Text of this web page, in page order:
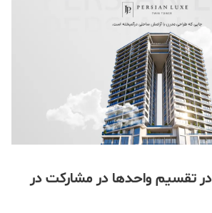
در تقسیم واحدها در مشارکت در